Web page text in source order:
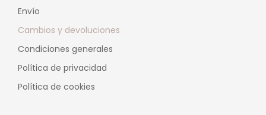
Envío
Cambios y devoluciones
Condiciones generales
Política de privacidad
Política de cookies